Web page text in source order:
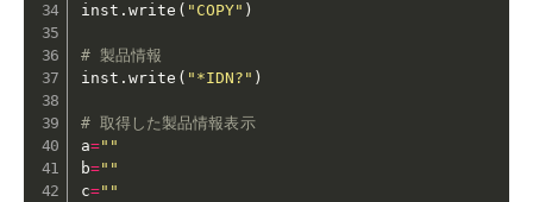
inst .write ( "COPY" )
# 製品情報
inst .write ( "*IDN?" )
# 取得した製品情報表示
a=""
b=""
c=""